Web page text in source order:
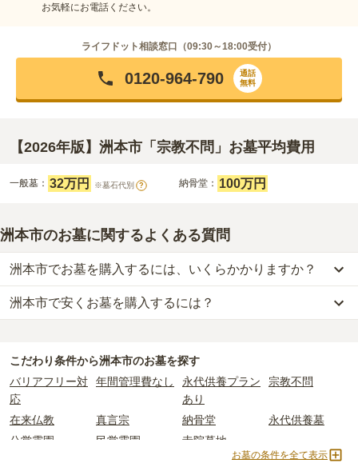
お気軽にお電話ください。
ライフドット相談窓口（09:30～18:00受付）
0120-964-790
通話
無料
【2026年版】洲本市「宗教不問」お墓平均費用
一般墓： 32万円 ※墓石代別 ? 納骨堂： 100万円
洲本市のお墓に関するよくある質問
洲本市でお墓を購入するには、いくらかかりますか？
洲本市での購入費用の目安は、一般墓が約190万円、納骨堂が約
100万円です。
2つが主な費用となります。
の一般墓の永代使用料の平均は44万円 で、墓石代は兵庫県の
平均
です。いずれも区画の広さや墓石の大きさ・素材に
樹木葬・納骨堂・永代供養墓は、基本的に墓石代がかからず、永代
洲本市で安くお墓を購入するには？
代別)からお求めいただけます。
する「合祀墓（ごうしぼ）」と呼ばれるタイプです。個別のお墓に
比べて省スペースで管理の手間がかからないため、費用が安く設定
されています。
価格の目安は、1名あたり5万円〜30万円程度です。
こだわり条件から洲本市のお墓を探す
バリアフリー対
応
年間管理費なし
永代供養プラン
あり
宗教不問
在来仏教 真言宗 納骨堂
永代供養墓
公営霊園
民営霊園 寺院墓地
お墓の条件を全て表示